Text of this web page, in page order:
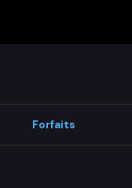
Forfaits